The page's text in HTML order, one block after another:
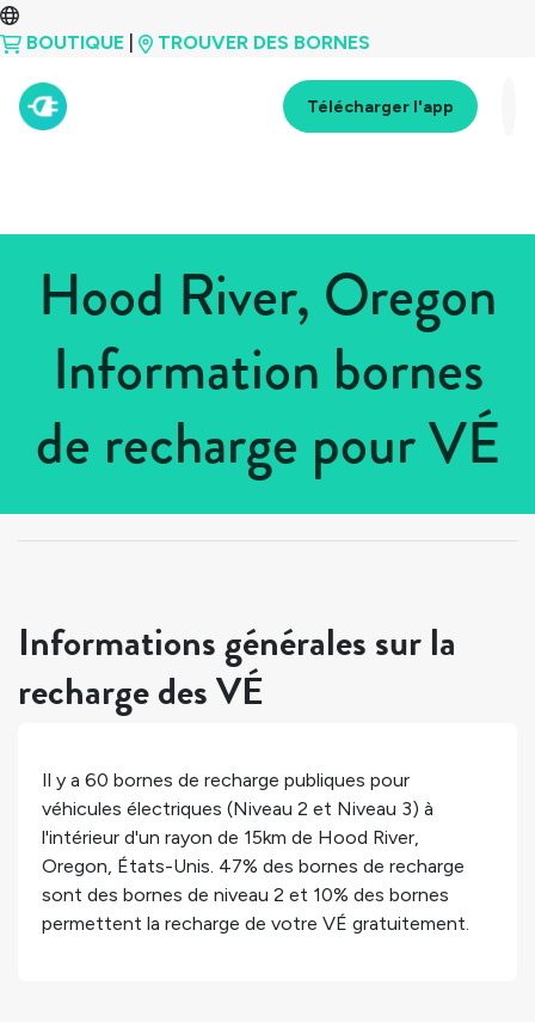
BOUTIQUE TROUVER DES BORNES
Télécharger l'app
Hood River, Oregon
Information bornes
de recharge pour VÉ
États-Unis > Oregon
Informations générales sur la
recharge des VÉ
Il y a 60 bornes de recharge publiques pour
véhicules électriques (Niveau 2 et Niveau 3) à
l'intérieur d'un rayon de 15km de Hood River,
Oregon, États-Unis. 47% des bornes de recharge
sont des bornes de niveau 2 et 10% des bornes
permettent la recharge de votre VÉ gratuitement.